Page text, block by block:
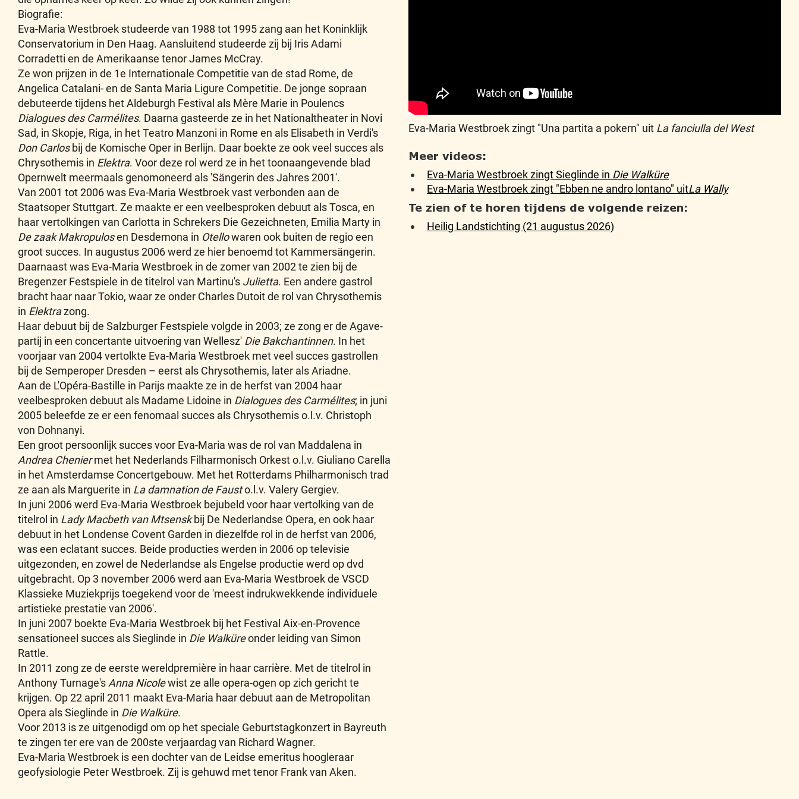
Biografie:
Eva-Maria Westbroek studeerde van 1988 tot 1995 zang aan het Koninklijk
Conservatorium in Den Haag. Aansluitend studeerde zij bij Iris Adami
Corradetti en de Amerikaanse tenor James McCray.
Ze won prijzen in de 1e Internationale Competitie van de stad Rome, de
Angelica Catalani- en de Santa Maria Ligure Competitie. De jonge sopraan
debuteerde tijdens het Aldeburgh Festival als Mère Marie in Poulencs
Dialogues des Carmélites. Daarna gasteerde ze in het Nationaltheater in Novi
Sad, in Skopje, Riga, in het Teatro Manzoni in Rome en als Elisabeth in Verdi's
Don Carlosbij de Komische Oper in Berlijn. Daar boekte ze ook veel succes als
Chrysothemis in Elektra. Voor deze rol werd ze in het toonaangevende blad
Opernwelt meermaals genomoneerd als 'Sängerin des Jahres 2001'.
Van 2001 tot 2006 was Eva-Maria Westbroek vast verbonden aan de
Staatsoper Stuttgart. Ze maakte er een veelbesproken debuut als Tosca, en
haar vertolkingen van Carlotta in Schrekers Die Gezeichneten, Emilia Marty in
De zaak Makropulosen Desdemona in Otellowaren ook buiten de regio een
groot succes. In augustus 2006 werd ze hier benoemd tot Kammersängerin.
Daarnaast was Eva-Maria Westbroek in de zomer van 2002 te zien bij de
Bregenzer Festspiele in de titelrol van Martinu's Julietta. Een andere gastrol
bracht haar naar Tokio, waar ze onder Charles Dutoit de rol van Chrysothemis
in Elektrazong.
Haar debuut bij de Salzburger Festspiele volgde in 2003; ze zong er de Agave-
partij in een concertante uitvoering van Wellesz' Die Bakchantinnen. In het
voorjaar van 2004 vertolkte Eva-Maria Westbroek met veel succes gastrollen
bij de Semperoper Dresden – eerst als Chrysothemis, later als Ariadne.
Aan de L'Opéra-Bastille in Parijs maakte ze in de herfst van 2004 haar
veelbesproken debuut als Madame Lidoine in Dialogues des Carmélites; in juni
2005 beleefde ze er een fenomaal succes als Chrysothemis o.l.v. Christoph
von Dohnanyi.
Een groot persoonlijk succes voor Eva-Maria was de rol van Maddalena in
Andrea Cheniermet het Nederlands Filharmonisch Orkest o.l.v. Giuliano Carella
in het Amsterdamse Concertgebouw. Met het Rotterdams Philharmonisch trad
ze aan als Marguerite in La damnation de Fausto.l.v. Valery Gergiev.
In juni 2006 werd Eva-Maria Westbroek bejubeld voor haar vertolking van de
titelrol in Lady Macbeth van Mtsenskbij De Nederlandse Opera, en ook haar
debuut in het Londense Covent Garden in diezelfde rol in de herfst van 2006,
was een eclatant succes. Beide producties werden in 2006 op televisie
uitgezonden, en zowel de Nederlandse als Engelse productie werd op dvd
uitgebracht. Op 3 november 2006 werd aan Eva-Maria Westbroek de VSCD
Klassieke Muziekprijs toegekend voor de 'meest indrukwekkende individuele
artistieke prestatie van 2006'.
In juni 2007 boekte Eva-Maria Westbroek bij het Festival Aix-en-Provence
sensationeel succes als Sieglinde in Die Walküreonder leiding van Simon
Rattle.
In 2011 zong ze de eerste wereldpremière in haar carrière. Met de titelrol in
Anthony Turnage's Anna Nicolewist ze alle opera-ogen op zich gericht te
krijgen. Op 22 april 2011 maakt Eva-Maria haar debuut aan de Metropolitan
Opera als Sieglinde in Die Walküre.
Voor 2013 is ze uitgenodigd om op het speciale Geburtstagkonzert in Bayreuth
te zingen ter ere van de 200ste verjaardag van Richard Wagner.
Eva-Maria Westbroek is een dochter van de Leidse emeritus hoogleraar
geofysiologie Peter Westbroek. Zij is gehuwd met tenor Frank van Aken.
Eva-Maria Westbroek zingt "Una partita a pokern" uit La fanciulla del West
Meer videos:
Eva-Maria Westbroek zingt Sieglinde in Die Walküre
Eva-Maria Westbroek zingt "Ebben ne andro lontano" uitLa Wally
Te zien of te horen tijdens de volgende reizen:
Heilig Landstichting (21 augustus 2026)